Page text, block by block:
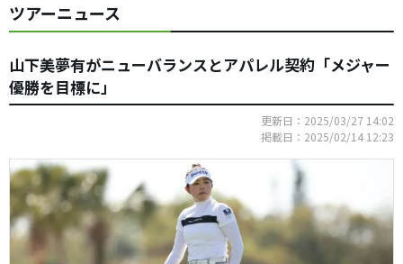
ツアーニュース
山下美夢有がニューバランスとアパレル契約「メジャー
優勝を目標に」
更新日：2025/03/27 14:02
掲載日：2025/02/14 12:23